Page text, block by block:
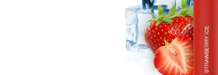
VENIX PRO CAPPUCINO-X
169 Kč